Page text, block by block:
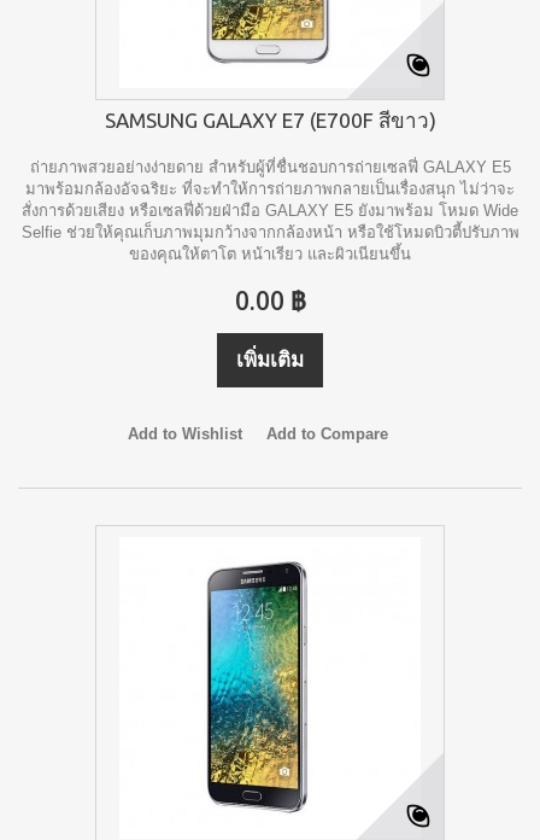
SAMSUNG GALAXY E7 (E700F สีขาว)
ถ่ายภาพสวยอย่างง่ายดาย สำหรับผู้ที่ชื่นชอบการถ่ายเซลฟี่ GALAXY E5
มาพร้อมกล้องอัจฉริยะ ที่จะทำให้การถ่ายภาพกลายเป็นเรื่องสนุก ไม่ว่าจะ
สั่งการด้วยเสียง หรือเซลฟี่ด้วยฝ่ามือ GALAXY E5 ยังมาพร้อม โหมด Wide
Selfie ช่วยให้คุณเก็บภาพมุมกว้างจากกล้องหน้า หรือใช้โหมดบิวตี้ปรับภาพ
ของคุณให้ตาโต หน้าเรียว และผิวเนียนขึ้น
0.00 ฿
เพิ่มเติม
Add to Wishlist Add to Compare